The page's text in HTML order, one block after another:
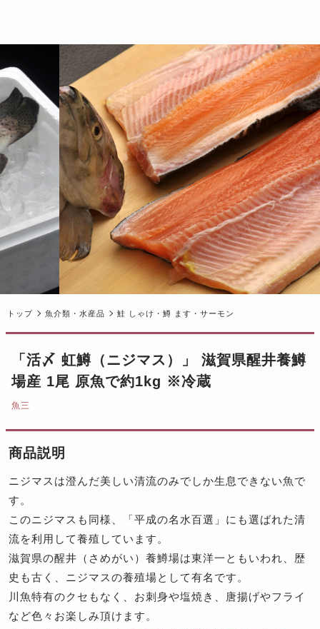
トップ 魚介類・水産品 鮭 しゃけ・鱒 ます・サーモン
「活〆 虹鱒（ニジマス）」 滋賀県醒井養鱒
場産 1尾 原魚で約1kg ※冷蔵
魚三
商品説明
ニジマスは澄んだ美しい清流のみでしか生息できない魚で
す。
このニジマスも同様、「平成の名水百選」にも選ばれた清
流を利用して養殖しています。
滋賀県の醒井（さめがい）養鱒場は東洋一ともいわれ、歴
史も古く、ニジマスの養殖場として有名です。
川魚特有のクセもなく、お刺身や塩焼き、唐揚げやフライ
など色々お楽しみ頂けます。